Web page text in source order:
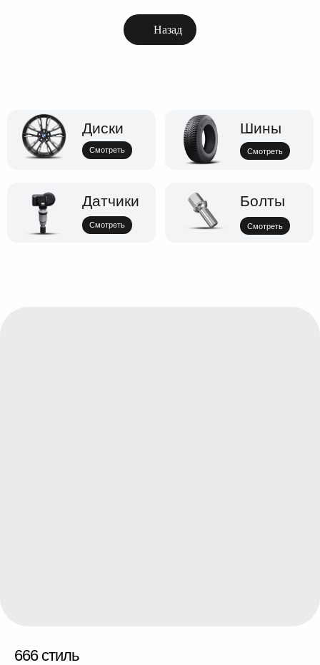
Назад
Болты
Смотреть
Смотреть
Датчики
666 стиль